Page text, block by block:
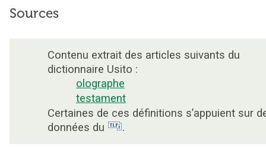
Sources
Contenu extrait des articles suivants du
dictionnaire Usito :
olographe
testament
Certaines de ces définitions s’appuient sur
données du
.